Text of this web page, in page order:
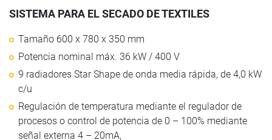
SISTEMA PARA EL SECADO DE TEXTILES
Tamaño 600 x 780 x 350 mm
Potencia nominal máx. 36 kW / 400 V
9 radiadores Star Shape de onda media rápida, de 4,0 kW
c/u
Regulación de temperatura mediante el regulador de
procesos o control de potencia de 0 – 100% mediante
señal externa 4 – 20mA,